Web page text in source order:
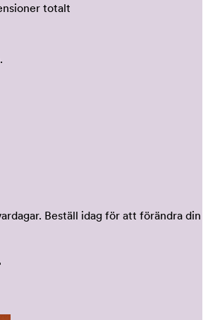
totalt
Beställ idag för att förändra din